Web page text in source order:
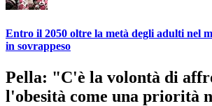
Entro il 2050 oltre la metà degli adulti nel
in sovrappeso
Pella: "C'è la volontà di
l'obesità come una priorità